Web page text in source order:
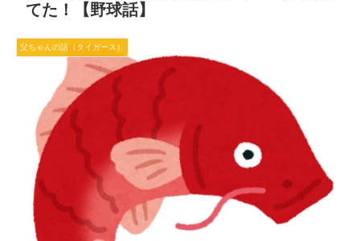
てた！【野球話】
父ちゃんの話（タイガース）